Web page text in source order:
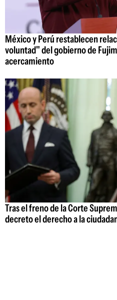
México y Perú restablecen
voluntad" del gobierno de
acercamiento
Tras el freno de la Corte
decreto el derecho a la